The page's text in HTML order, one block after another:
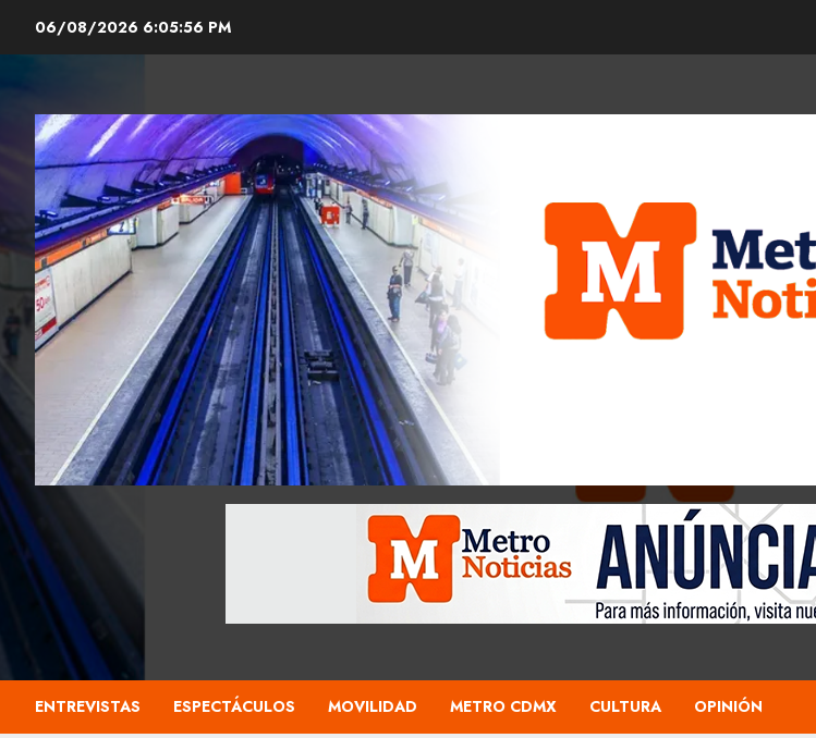
06/08/2026 6:05:57 PM
ENTREVISTAS ESPECTÁCULOS MOVILIDAD METRO CDMX CULTURA OPINIÓN